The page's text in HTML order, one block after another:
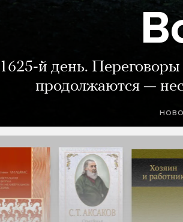
1625-й день.
продолжаются —